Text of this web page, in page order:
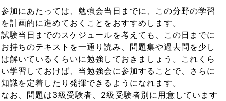
参加にあたっては、勉強会当日までに、この分野の学習
を計画的に進めておくことをおすすめします。
試験当日までのスケジュールを考えても、この日までに
お持ちのテキストを一通り読み、問題集や過去問を少し
は解いているくらいに勉強しておきましょう。これくら
い学習しておけば、当勉強会に参加することで、さらに
知識を定着したり発揮できるようになれます。
なお、問題は3級受験者、2級受験者別に用意しています